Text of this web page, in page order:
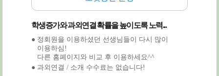
학생증가와 과외연결 확률을 높이도록 노력...
● 정회원을 이용하셨던 선생님들이 다시 많이
이용하심!
다른 홈페이지와 비교 후 이용하세요^^
● 과외연결 / 소개 수수료는 없습니다!